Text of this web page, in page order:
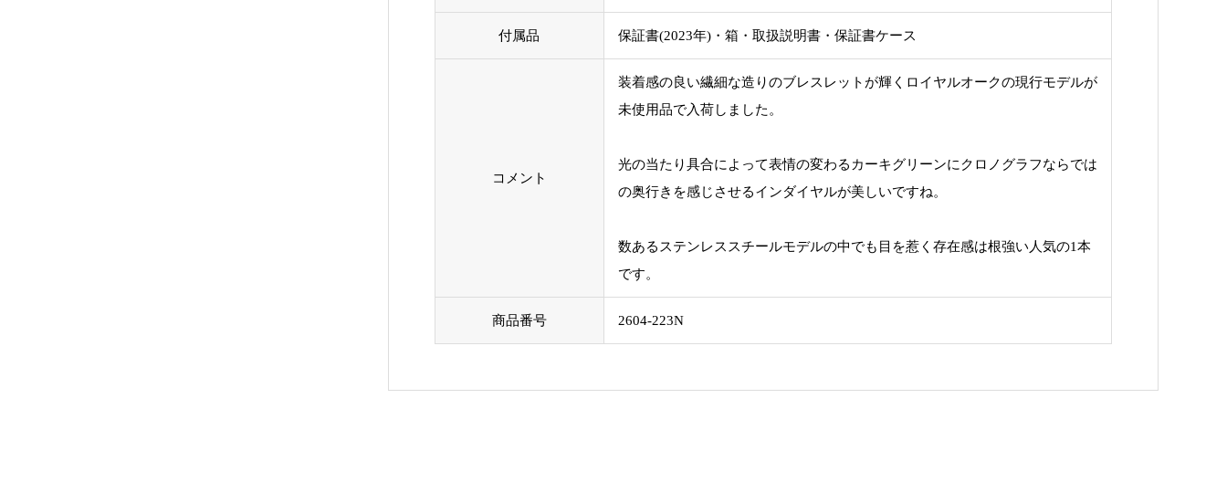
付属品 保証書(2023年)・箱・取扱説明書・保証書ケース
コメント
装着感の良い繊細な造りのブレスレットが輝くロイヤルオークの現行モデルが
未使用品で入荷しました。
光の当たり具合によって表情の変わるカーキグリーンにクロノグラフならでは
の奥行きを感じさせるインダイヤルが美しいですね。
数あるステンレススチールモデルの中でも目を惹く存在感は根強い人気の1本
です。
商品番号 2604-223N